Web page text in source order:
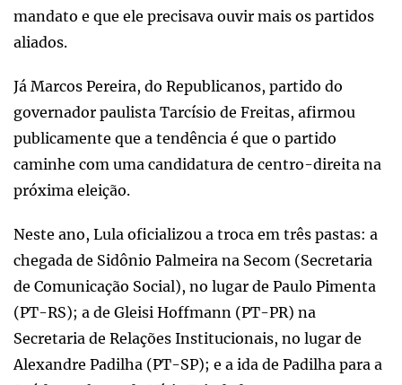
mandato e que ele precisava ouvir mais os partidos
aliados.
Já Marcos Pereira, do Republicanos, partido do
governador paulista Tarcísio de Freitas, afirmou
publicamente que a tendência é que o partido
caminhe com uma candidatura de centro-direita na
próxima eleição.
Neste ano, Lula oficializou a troca em três pastas: a
chegada de Sidônio Palmeira na Secom (Secretaria
de Comunicação Social), no lugar de Paulo Pimenta
(PT-RS); a de Gleisi Hoffmann (PT-PR) na
Secretaria de Relações Institucionais, no lugar de
Alexandre Padilha (PT-SP); e a ida de Padilha para a